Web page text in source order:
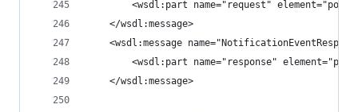
<wsdl:part name="request"
    </wsdl:message>
<wsdl:message
<wsdl:part name="response"
    </wsdl:message>